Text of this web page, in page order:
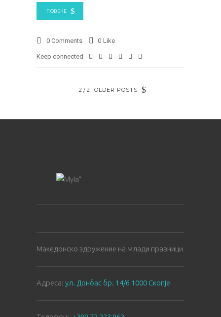
ПОВЕЌЕ
0 Comments 0 Like
Keep connected
2 2 OLDER POSTS
Македонско здружение на млади правници
Aдреса: ул. Донбас бр. 14/6 1000 Скопје